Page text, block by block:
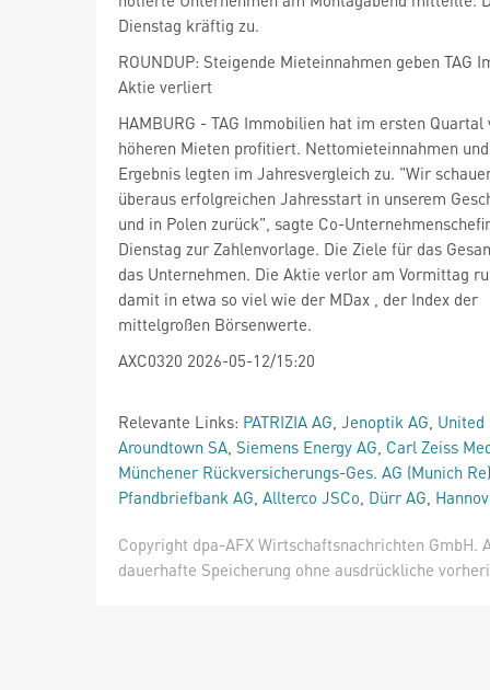
Dienstag kräftig zu.
ROUNDUP: Steigende Mieteinnahmen geben TAG
Aktie verliert
HAMBURG - TAG Immobilien hat im ersten Quartal
höheren Mieten profitiert. Nettomieteinnahmen
Ergebnis legten im Jahresvergleich zu. "Wir
überaus erfolgreichen Jahresstart in unserem
und in Polen zurück", sagte Co-
Dienstag zur Zahlenvorlage. Die Ziele für das
das Unternehmen. Die Aktie verlor am Vormittag
damit in etwa so viel wie der MDax , der Index der
mittelgroßen Börsenwerte.
AXC0320 2026-05-12/15:20
Relevante Links: PATRIZIA AG, Jenoptik AG, United
Aroundtown SA, Siemens Energy AG, Carl Zeiss
Münchener Rückversicherungs-Ges. AG (Munich Re)
Pfandbriefbank AG, Allterco JSCo, Dürr AG,
Copyright dpa-AFX Wirtschaftsnachrichten
dauerhafte Speicherung ohne ausdrückliche